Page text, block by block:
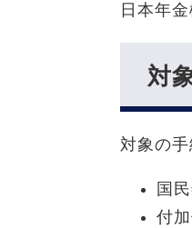
日本年
対
対象の手
国
付